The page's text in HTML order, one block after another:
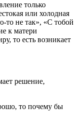
только
или холодная
то не так», «С тобой
к матери
то есть возникает
решение,
то почему бы